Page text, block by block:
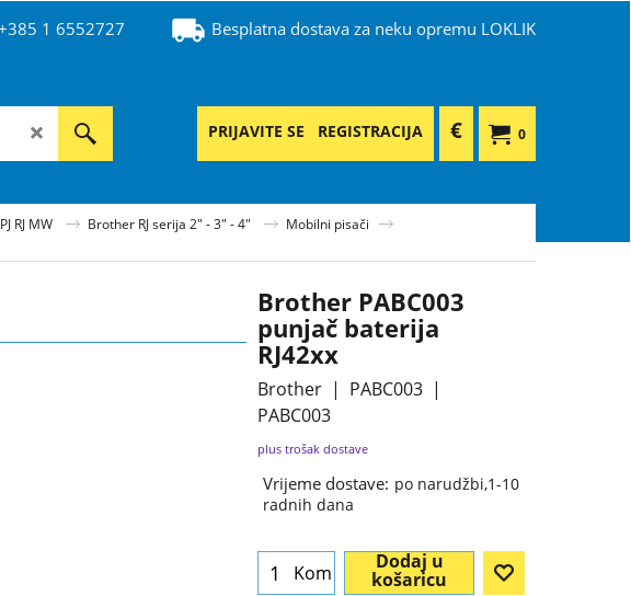
1 6552727 Besplatna dostava za neku opremu LOKLIK
0
€
PRIJAVITE SE REGISTRACIJA
RJ MW Brother RJ serija 2" - 3" - 4"
Mobilni pisači
Brother PABC003
punjač baterija
RJ42xx
Brother
PABC003
PABC003
plus trošak dostave
Vrijeme dostave: po narudžbi,1-10
radnih dana
Kom Dodaj u
košaricu